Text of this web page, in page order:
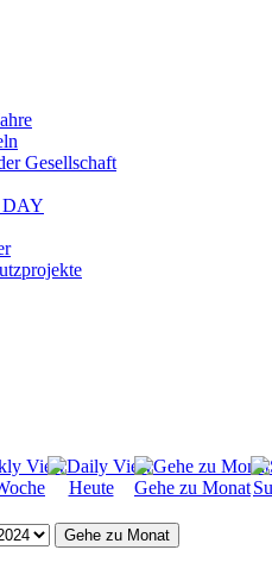
Gesellschaft
Heute Gehe zu Monat
Gehe zu Monat